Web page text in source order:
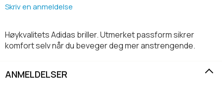
Skriv en anmeldelse
Høykvalitets Adidas briller. Utmerket passform sikrer
komfort selv når du beveger deg mer anstrengende.
ANMELDELSER